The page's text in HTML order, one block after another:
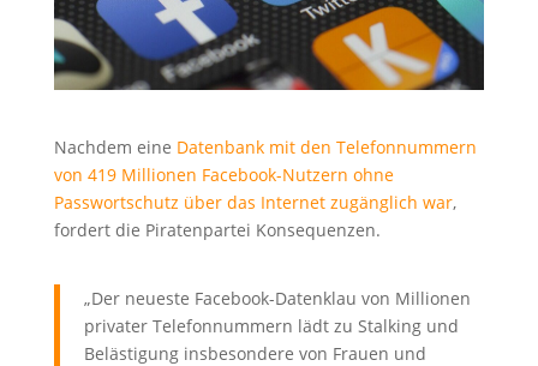
Nachdem eine Datenbank mit den Telefonnummern
von 419 Millionen Facebook-Nutzern ohne
Passwortschutz über das Internet zugänglich war,
fordert die Piratenpartei Konsequenzen.
„Der neueste Facebook-Datenklau von Millionen
privater Telefonnummern lädt zu Stalking und
Belästigung insbesondere von Frauen und